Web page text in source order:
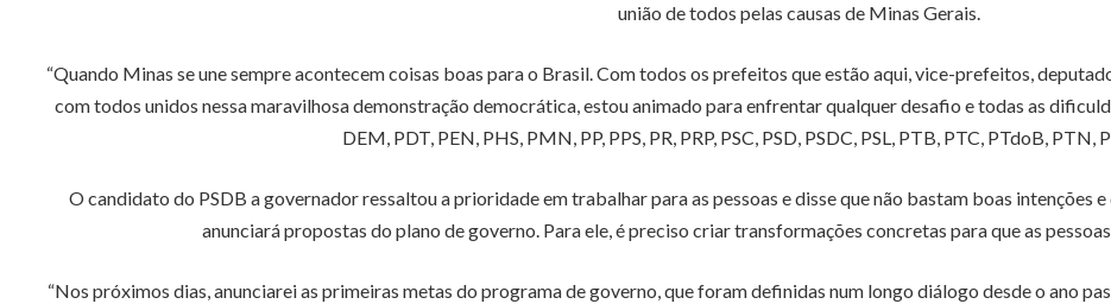
união de todos pelas causas de Minas Gerais.
“Quando Minas se une sempre acontecem coisas boas para o Brasil. Com todos os prefeitos que estão aqui, vice-prefeitos,
com todos unidos nessa maravilhosa demonstração democrática, estou animado para enfrentar qualquer desafio e todas as
DEM, PDT, PEN, PHS, PMN, PP, PPS, PR, PRP, PSC, PSD, PSDC, PSL, PTB, PTC, PTdoB, PTN,
O candidato do PSDB a governador ressaltou a prioridade em trabalhar para as pessoas e disse que não bastam boas intenções
anunciará propostas do plano de governo. Para ele, é preciso criar transformações concretas para que as
“Nos próximos dias, anunciarei as primeiras metas do programa de governo, que foram definidas num longo diálogo desde o ano